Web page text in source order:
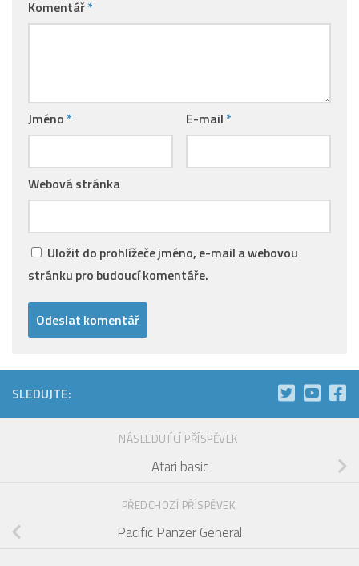
Komentář*
Jméno * E-mail *
Webová stránka
Uložit do prohlížeče jméno, e-mail a webovou
stránku pro budoucí komentáře.
SLEDUJTE:
NÁSLEDUJÍCÍ PŘÍSPĚVEK
Atari basic
PŘEDCHOZÍ PŘÍSPĚVEK
Pacific Panzer General